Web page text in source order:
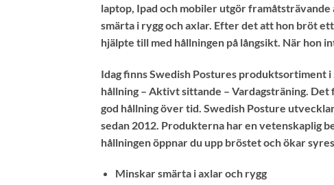
laptop, Ipad och mobiler utgör
smärta i rygg och axlar. Efter det att hon bröt
hjälpte till med hållningen på långsikt. När hon
Idag finns Swedish Postures produktsortiment
hållning – Aktivt sittande – Vardagsträning.
god hållning över tid. Swedish Posture
sedan 2012. Produkterna har en vetenskaplig
hållningen öppnar du upp bröstet och ökar
Minskar smärta i axlar och rygg